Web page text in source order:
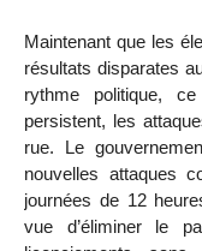
Maintenant que les
résultats disparates
rythme politique,
persistent, les
rue. Le
nouvelles attaques
journées de 12
vue d’éliminer le